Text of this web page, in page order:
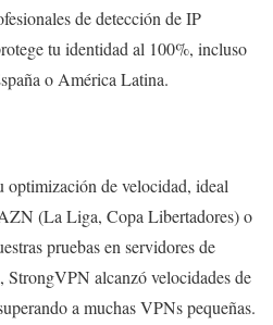
de detección de IP
tu identidad al 100%, incluso
o América Latina.
optimización de velocidad, ideal
(La Liga, Copa Libertadores) o
pruebas en servidores de
alcanzó velocidades de
a muchas VPNs pequeñas.